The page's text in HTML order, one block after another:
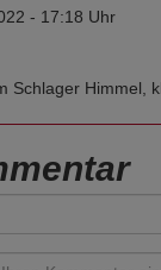
- 17:18 Uhr
Schlager Himmel,